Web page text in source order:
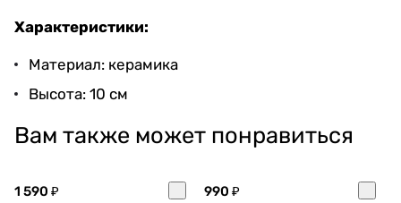
Характеристики:
Материал: керамика
Высота: 10 см
Вам также может понравиться
1 590 ₽ 990 ₽